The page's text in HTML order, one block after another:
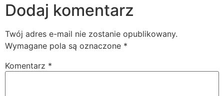
Dodaj komentarz
Twój adres e-mail nie zostanie opublikowany.
Wymagane pola są oznaczone *
Komentarz *